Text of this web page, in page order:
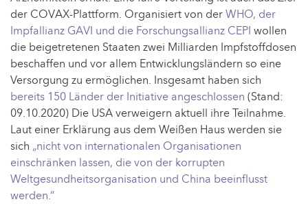
der COVAX-Plattform. Organisiert von derWHO, der
Impfallianz GAVI und die Forschungsallianz CEPI wollen
die beigetretenen Staaten zwei Milliarden Impfstoffdosen
beschaffen und vor allem Entwicklungsländern so eine
Versorgung zu ermöglichen. Insgesamt haben sich
bereits 150 Länder der Initiative angeschlossen (Stand:
09.10.2020) Die USA verweigern aktuell ihre Teilnahme.
Laut einer Erklärung aus dem Weißen Haus werden sie
sich „nicht von internationalen Organisationen
einschränken lassen, die von der korrupten
Weltgesundheitsorganisation und China beeinflusst
werden.“